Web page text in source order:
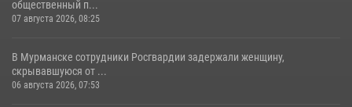
общественный п...
07 августа 2026, 08:25
В Мурманске сотрудники Росгвардии задержали женщину,
скрывавшуюся от ...
06 августа 2026, 07:53